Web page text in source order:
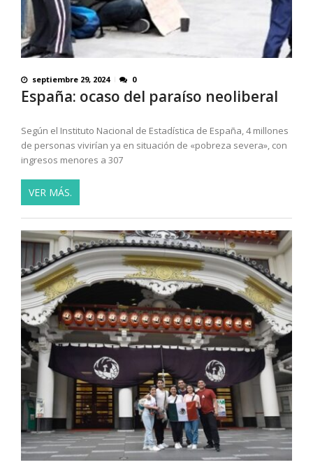
septiembre 29, 2024 0
España: ocaso del paraíso neoliberal
Según el Instituto Nacional de Estadística de España, 4 millones
de personas vivirían ya en situación de «pobreza severa», con
ingresos menores a 307
VER MÁS.